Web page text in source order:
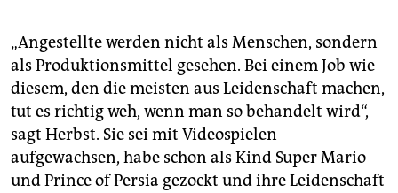
„Angestellte werden nicht als Menschen, sondern
als Produktionsmittel gesehen. Bei einem Job wie
diesem, den die meisten aus Leidenschaft machen,
tut es richtig weh, wenn man so behandelt wird“,
sagt Herbst. Sie sei mit Videospielen
aufgewachsen, habe schon als Kind Super Mario
und Prince of Persia gezockt und ihre Leidenschaft